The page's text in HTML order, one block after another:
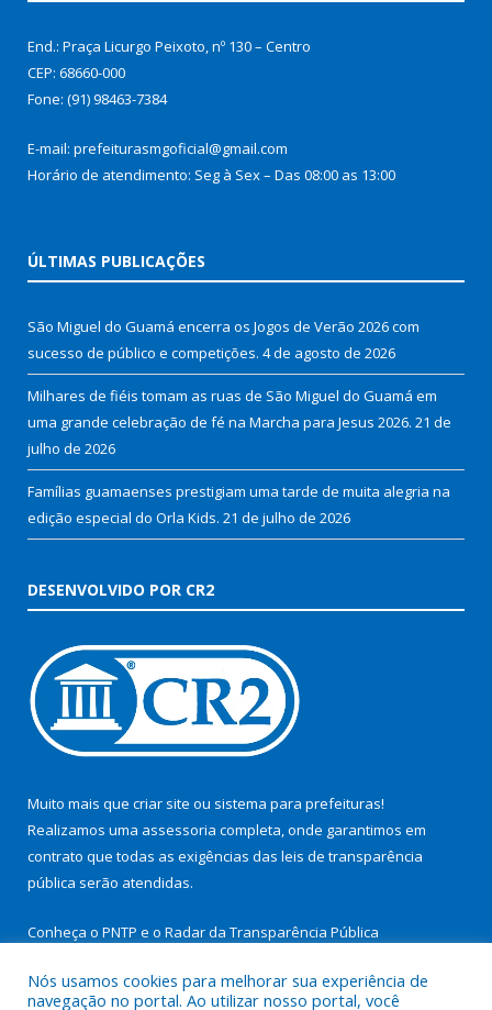
End.: Praça Licurgo Peixoto, nº 130 – Centro
CEP: 68660-000
Fone: (91) 98463-7384
E-mail: prefeiturasmgoficial@gmail.com
Horário de atendimento: Seg à Sex – Das 08:00 as 13:00
ÚLTIMAS PUBLICAÇÕES
São Miguel do Guamá encerra os Jogos de Verão 2026 com
sucesso de público e competições. 4 de agosto de 2026
Milhares de fiéis tomam as ruas de São Miguel do Guamá em
uma grande celebração de fé na Marcha para Jesus 2026. 21 de
julho de 2026
Famílias guamaenses prestigiam uma tarde de muita alegria na
edição especial do Orla Kids. 21 de julho de 2026
DESENVOLVIDO POR CR2
Muito mais que criar site ou sistema para prefeituras!
Realizamos uma assessoria completa, onde garantimos em
contrato que todas as exigências das leis de transparência
pública serão atendidas.
Conheça o PNTP e o Radar da Transparência Pública
Nós usamos cookies para melhorar sua experiência de
navegação no portal. Ao utilizar nosso portal, você